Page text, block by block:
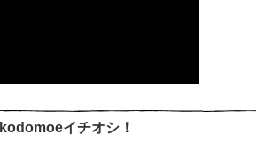
kodomoeイチオシ！